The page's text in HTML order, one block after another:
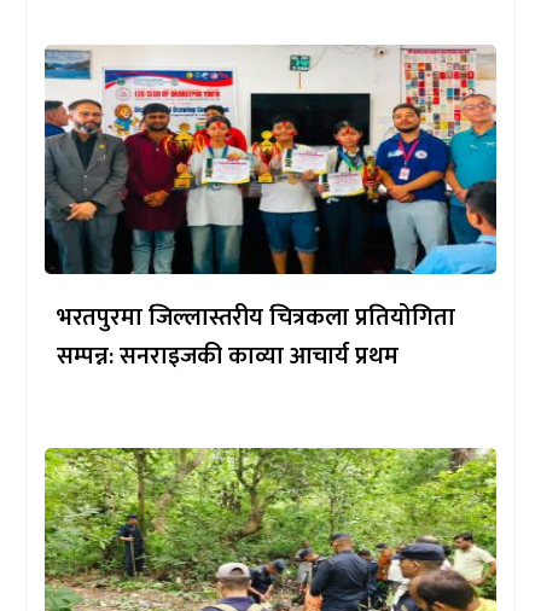
भरतपुरमा जिल्लास्तरीय चित्रकला प्रतियोगिता
सम्पन्न: सनराइजकी काव्या आचार्य प्रथम